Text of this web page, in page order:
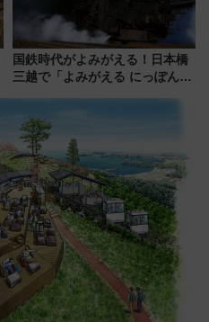
国鉄時代がよみがえる！日本橋
三越で「よみがえる にっぽんの
敬の名作写真も、駅弁フェスも
同時開催！